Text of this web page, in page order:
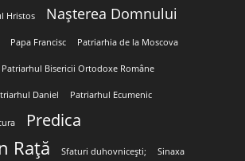
Hristos Nașterea Domnului
Papa Francisc Patriarhia de la Moscova
Patriarhul Bisericii Ortodoxe Române
Daniel Patriarhul Ecumenic
Predica
Rață Sfaturi duhovnicești; Sinaxa